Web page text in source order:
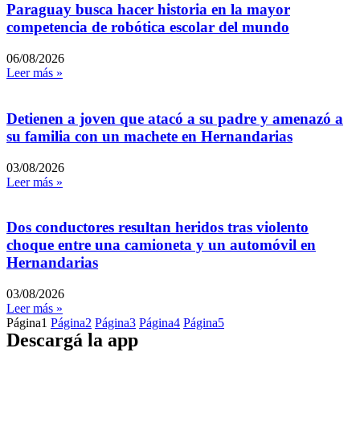
Paraguay busca hacer historia en la mayor
competencia de robótica escolar del mundo
06/08/2026
Leer más »
Detienen a joven que atacó a su padre y amenazó a
su familia con un machete en Hernandarias
03/08/2026
Leer más »
Dos conductores resultan heridos tras violento
choque entre una camioneta y un automóvil en
Hernandarias
03/08/2026
Leer más »
Página1 Página2 Página3 Página4 Página5
Descargá la app